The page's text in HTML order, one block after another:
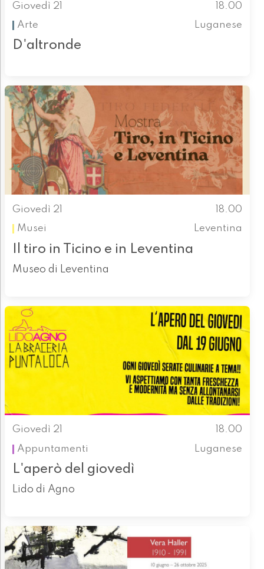
Giovedì 21
18.00
Arte
Luganese
D'altronde
Giovedì 21
18.00
Musei
Leventina
Il tiro in Ticino e in Leventina
Museo di Leventina
Giovedì 21
18.00
Appuntamenti
Luganese
L'aperò del giovedì
Lido di Agno